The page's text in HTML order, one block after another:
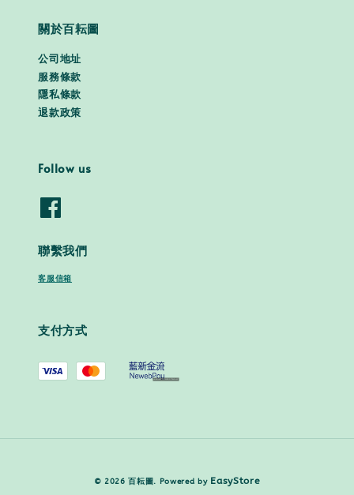
關於百耘圖
公司地址
服務條款
隱私條款
退款政策
Follow us
聯繫我們
客服信箱
支付方式
© 2026 百耘圖. Powered by EasyStore